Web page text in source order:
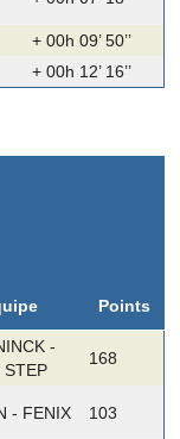
+ 00h 09’ 50’’
+ 00h 12’ 16’’
Points
-
STEP
168
- FENIX 103